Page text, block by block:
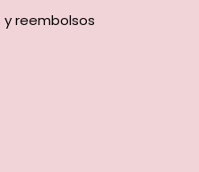
reembolsos